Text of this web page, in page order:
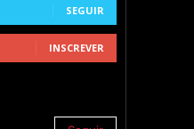
SEGUIR
INSCREVER